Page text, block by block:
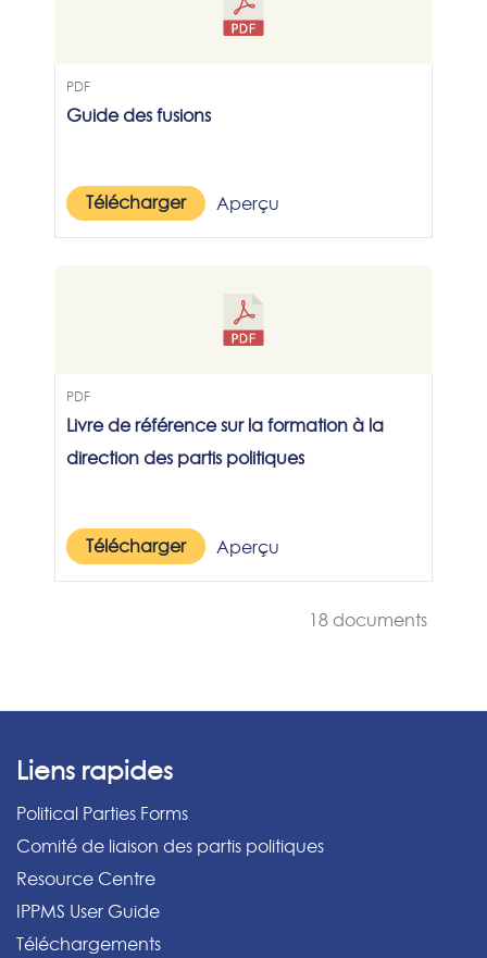
PDF
Guide des fusions
Télécharger Aperçu
PDF
Livre de référence sur la formation à la
direction des partis politiques
Télécharger Aperçu
18 documents
Liens rapides
Political Parties Forms
Comité de liaison des partis politiques
Resource Centre
IPPMS User Guide
Téléchargements